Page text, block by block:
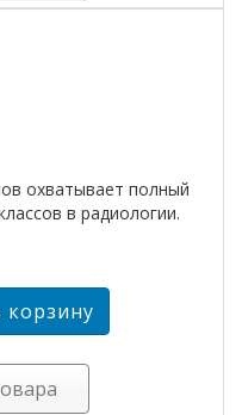
охватывает полный
в радиологии.